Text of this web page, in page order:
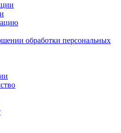
обработки персональных